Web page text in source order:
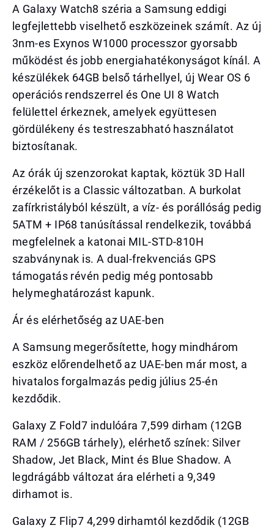
A Galaxy Watch8 széria a Samsung eddigi
legfejlettebb viselhető eszközeinek számít. Az új
3nm-es Exynos W1000 processzor gyorsabb
működést és jobb energiahatékonyságot kínál. A
készülékek 64GB belső tárhellyel, új Wear OS 6
operációs rendszerrel és One UI 8 Watch
felülettel érkeznek, amelyek együttesen
gördülékeny és testreszabható használatot
biztosítanak.
Az órák új szenzorokat kaptak, köztük 3D Hall
érzékelőt is a Classic változatban. A burkolat
zafírkristályból készült, a víz- és porállóság pedig
5ATM + IP68 tanúsítással rendelkezik, továbbá
megfelelnek a katonai MIL-STD-810H
szabványnak is. A dual-frekvenciás GPS
támogatás révén pedig még pontosabb
helymeghatározást kapunk.
Ár és elérhetőség az UAE-ben
A Samsung megerősítette, hogy mindhárom
eszköz előrendelhető az UAE-ben már most, a
hivatalos forgalmazás pedig július 25-én
kezdődik.
Galaxy Z Fold7 indulóára 7,599 dirham (12GB
RAM / 256GB tárhely), elérhető színek: Silver
Shadow, Jet Black, Mint és Blue Shadow. A
legdrágább változat ára elérheti a 9,349
dirhamot is.
Galaxy Z Flip7 4,299 dirhamtól kezdődik (12GB